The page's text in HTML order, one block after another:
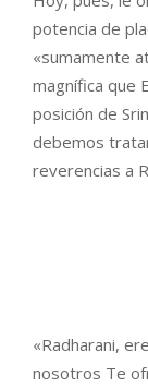
potencia de
«sumamente
magnífica que
posición de
debemos
reverencias a
«Radharani,
nosotros Te